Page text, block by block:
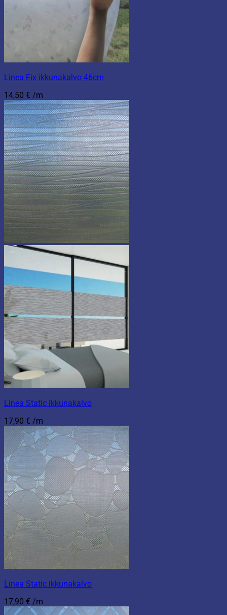
Linea Fix ikkunakalvo 46cm
14,50 € /m
Linea Static ikkunakalvo
17,90 € /m
Linea Static ikkunakalvo
17,90 € /m